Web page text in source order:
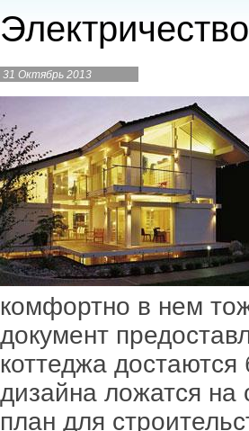
Электричество
31 Октябрь 2013
комфортно в нем
документ
коттеджа
дизайна ложатся на
план для